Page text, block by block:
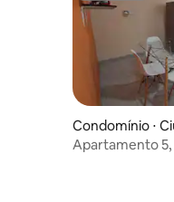
Condomínio ⋅
men
Apartamento